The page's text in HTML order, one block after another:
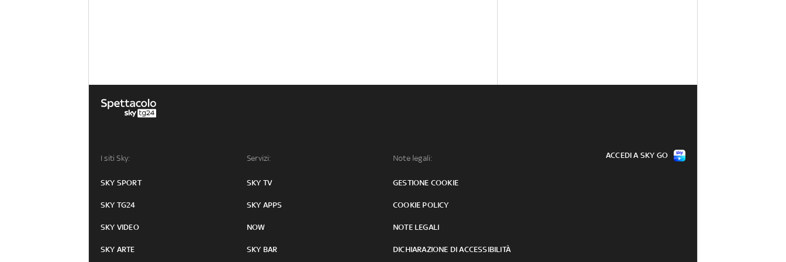
I siti Sky:
SKY SPORT
SKY TG24
SKY VIDEO
SKY ARTE
Servizi:
SKY TV
SKY APPS
NOW
SKY BAR
Note legali:
GESTIONE COOKIE
COOKIE POLICY
NOTE LEGALI
DICHIARAZIONE DI ACCESSIBILITÀ
ACCEDI A SKY GO